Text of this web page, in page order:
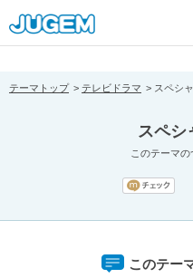
[pear_error:
prefix="" info=""]
テーマトップ テレビドラマ スペシ
スペシ
このテーマ
このテー